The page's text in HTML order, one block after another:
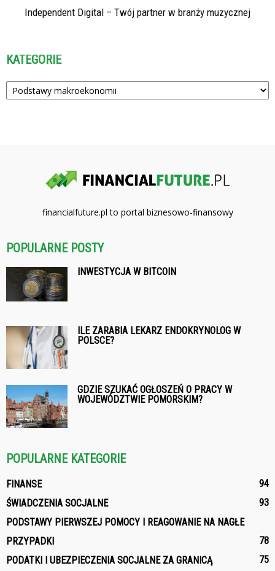
Independent Digital – Twój partner w branży muzycznej
KATEGORIE
Kategorie
financialfuture.pl to portal biznesowo-finansowy
POPULARNE POSTY
INWESTYCJA W BITCOIN
ILE ZARABIA LEKARZ ENDOKRYNOLOG W
POLSCE?
GDZIE SZUKAĆ OGŁOSZEŃ O PRACY W
WOJEWÓDZTWIE POMORSKIM?
POPULARNE KATEGORIE
FINANSE
94
ŚWIADCZENIA SOCJALNE
93
PODSTAWY PIERWSZEJ POMOCY I REAGOWANIE NA NAGŁE
PRZYPADKI
78
PODATKI I UBEZPIECZENIA SOCJALNE ZA GRANICĄ
75